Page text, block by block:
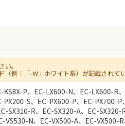
。
例：「-W」ホワイト系）が記載されて
P、EC-LX600-N、EC-LX600-R
S、EC-PX600-P、EC-PX700-P
SX310-R、EC-SX320-A、EC-SX320-
N、EC-VX500-A、EC-VX500-